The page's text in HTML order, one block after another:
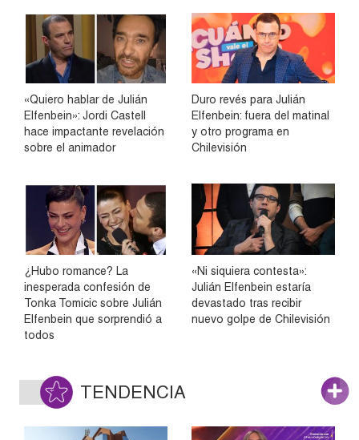
«Quiero hablar de Julián
Elfenbein»: Jordi Castell
hace impactante revelación
sobre el animador
Duro revés para Julián
Elfenbein: fuera del matinal
y otro programa en
Chilevisión
¿Hubo romance? La
inesperada confesión de
Tonka Tomicic sobre Julián
Elfenbein que sorprendió a
todos
«Ni siquiera contesta»:
Julián Elfenbein estaría
devastado tras recibir
nuevo golpe de Chilevisión
TENDENCIA